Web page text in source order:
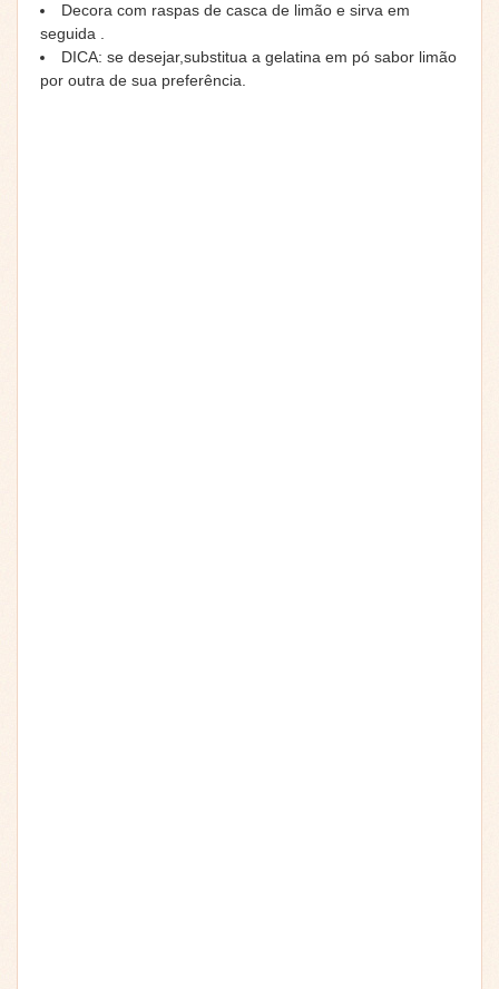
Decora com raspas de casca de limão e sirva em
seguida .
DICA: se desejar,substitua a gelatina em pó sabor limão
por outra de sua preferência.